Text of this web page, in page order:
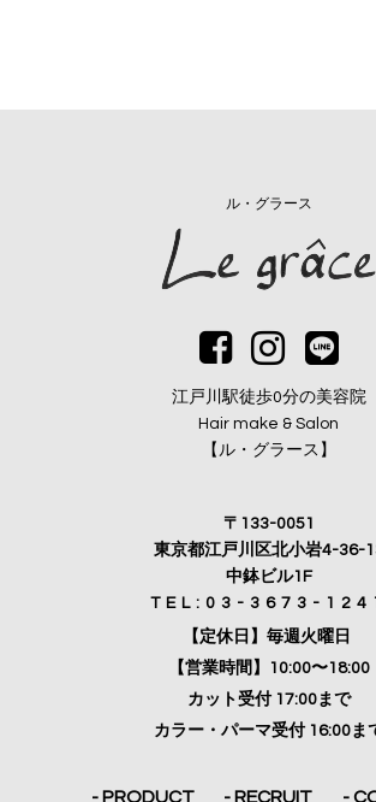
ル・グラース
江戸川駅徒歩0分の美容院
Hair make & Salon
【ル・グラース】
〒133-0051
東京都江戸川区北小岩4-36-
中鉢ビル1F
TEL:03-3673-
【定休日】毎週火曜日
【営業時間】10:00〜18:00
カット受付 17:00まで
カラー・パーマ受付 16:00ま
- PRODUCT - RECRUIT -